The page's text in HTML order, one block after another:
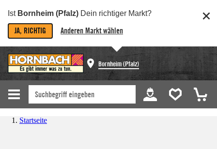
Ist Bornheim (Pfalz) Dein richtiger Markt?
JA, RICHTIG Anderen Markt wählen
Bornheim (Pfalz)
Startseite